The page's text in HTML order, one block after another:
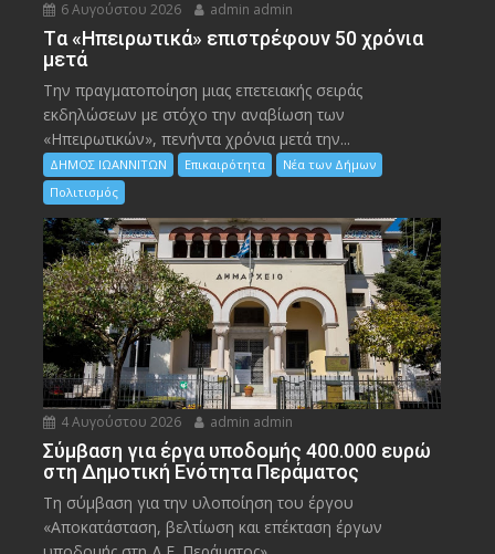
6 Αυγούστου 2026 admin admin
Tα «Ηπειρωτικά» επιστρέφουν 50 χρόνια
μετά
Την πραγματοποίηση μιας επετειακής σειράς
εκδηλώσεων με στόχο την αναβίωση των
«Ηπειρωτικών», πενήντα χρόνια μετά την...
ΔΗΜΟΣ ΙΩΑΝΝΙΤΩΝ Επικαιρότητα
Νέα των Δήμων
Πολιτισμός
4 Αυγούστου 2026 admin admin
Σύμβαση για έργα υποδομής 400.000 ευρώ
στη Δημοτική Ενότητα Περάματος
Τη σύμβαση για την υλοποίηση του έργου
«Αποκατάσταση, βελτίωση και επέκταση έργων